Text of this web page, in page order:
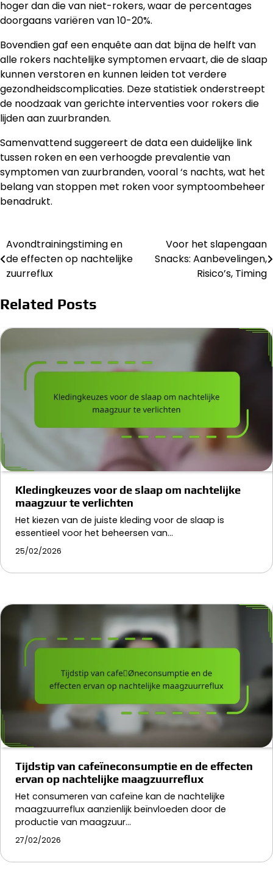
hoger dan die van niet-rokers, waar de percentages
doorgaans variëren van 10-20%.
Bovendien gaf een enquête aan dat bijna de helft van
alle rokers nachtelijke symptomen ervaart, die de slaap
kunnen verstoren en kunnen leiden tot verdere
gezondheidscomplicaties. Deze statistiek onderstreept
de noodzaak van gerichte interventies voor rokers die
lijden aan zuurbranden.
Samenvattend suggereert de data een duidelijke link
tussen roken en een verhoogde prevalentie van
symptomen van zuurbranden, vooral ‘s nachts, wat het
belang van stoppen met roken voor symptoombeheer
benadrukt.
Post
navigation
Avondtrainingstiming en
de effecten op nachtelijke
zuurreflux
Voor het slapengaan
Snacks: Aanbevelingen,
Risico’s, Timing
Related Posts
Kledingkeuzes voor de slaap om nachtelijke
maagzuur te verlichten
Het kiezen van de juiste kleding voor de slaap is
essentieel voor het beheersen van…
25/02/2026
Tijdstip van cafeïneconsumptie en de effecten
ervan op nachtelijke maagzuurreflux
Het consumeren van cafeïne kan de nachtelijke
maagzuurreflux aanzienlijk beïnvloeden door de
productie van maagzuur…
27/02/2026